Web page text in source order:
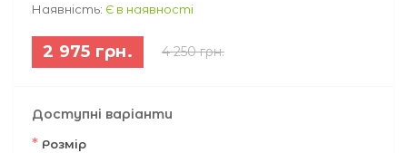
Наявність: Є в наявності
2 975 грн. 4 250 грн.
Доступні варіанти
* Розмір